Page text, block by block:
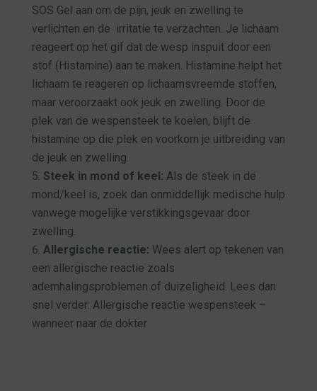
SOS Gel aan om de pijn, jeuk en zwelling te
verlichten en de irritatie te verzachten. Je lichaam
reageert op het gif dat de wesp inspuit door een
stof (Histamine) aan te maken. Histamine helpt het
lichaam te reageren op lichaamsvreemde stoffen,
maar veroorzaakt ook jeuk en zwelling. Door de
plek van de wespensteek te koelen, blijft de
histamine op die plek en voorkom je uitbreiding van
de jeuk en zwelling.
Steek in mond of keel: Als de steek in de
mond/keel is, zoek dan onmiddellijk medische hulp
vanwege mogelijke verstikkingsgevaar door
zwelling.
Allergische reactie: Wees alert op tekenen van
een allergische reactie zoals
ademhalingsproblemen of duizeligheid. Lees dan
snel verder: Allergische reactie wespensteek –
wanneer naar de dokter